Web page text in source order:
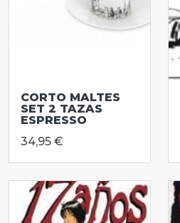
CORTO MALTES
SET 2 TAZAS
ESPRESSO
34,95 €